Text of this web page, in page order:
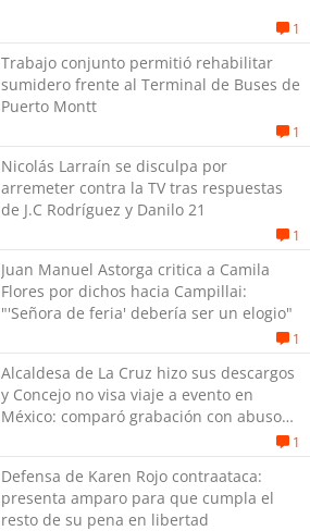
1
Trabajo conjunto permitió rehabilitar
sumidero frente al Terminal de Buses de
Puerto Montt
1
Nicolás Larraín se disculpa por
arremeter contra la TV tras respuestas
de J.C Rodríguez y Danilo 21
1
Juan Manuel Astorga critica a Camila
Flores por dichos hacia Campillai:
"'Señora de feria' debería ser un elogio"
1
Alcaldesa de La Cruz hizo sus descargos
y Concejo no visa viaje a evento en
México: comparó grabación con abuso
1
Defensa de Karen Rojo contraataca:
presenta amparo para que cumpla el
resto de su pena en libertad